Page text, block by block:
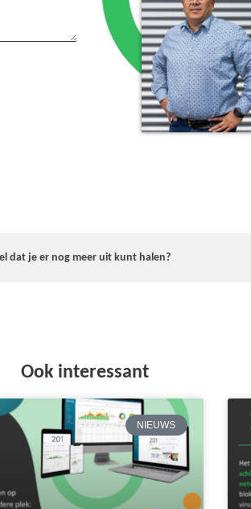
dat je er nog meer uit kunt halen?
Ook interessant
NIEUWS